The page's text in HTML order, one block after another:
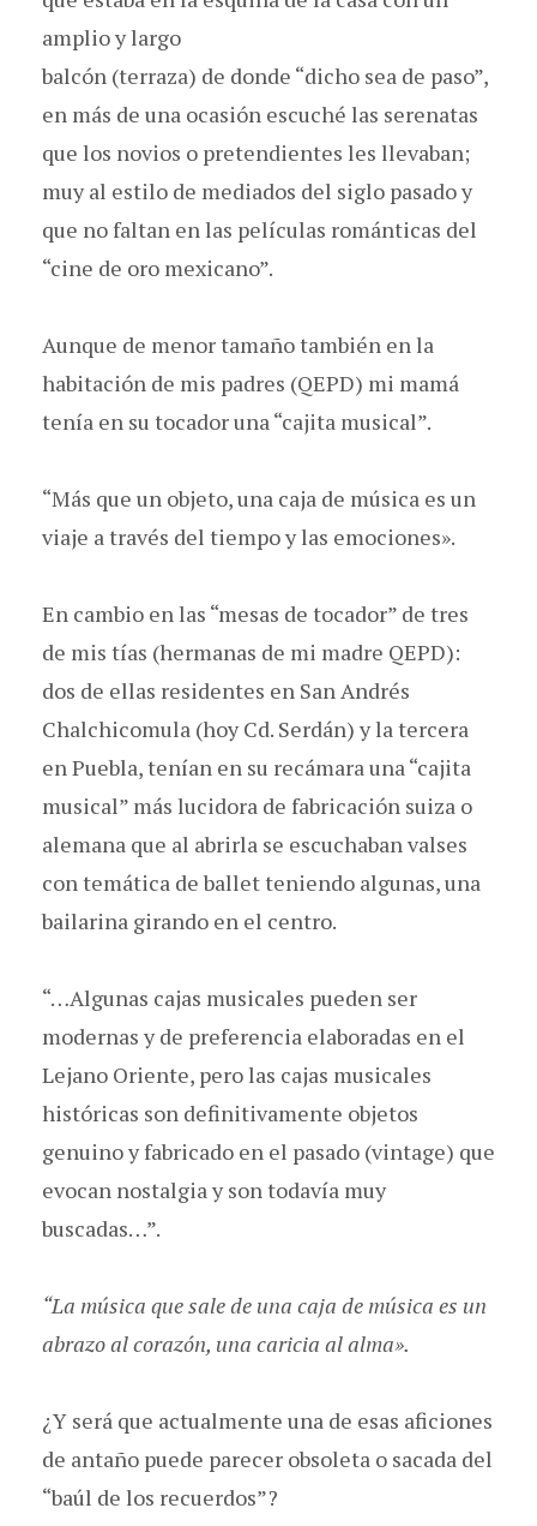
amplio y largo
balcón (terraza) de donde “dicho sea de paso”,
en más de una ocasión escuché las serenatas
que los novios o pretendientes les llevaban;
muy al estilo de mediados del siglo pasado y
que no faltan en las películas románticas del
“cine de oro mexicano”.
Aunque de menor tamaño también en la
habitación de mis padres (QEPD) mi mamá
tenía en su tocador una “cajita musical”.
“Más que un objeto, una caja de música es un
viaje a través del tiempo y las emociones».
En cambio en las “mesas de tocador” de tres
de mis tías (hermanas de mi madre QEPD):
dos de ellas residentes en San Andrés
Chalchicomula (hoy Cd. Serdán) y la tercera
en Puebla, tenían en su recámara una “cajita
musical” más lucidora de fabricación suiza o
alemana que al abrirla se escuchaban valses
con temática de ballet teniendo algunas, una
bailarina girando en el centro.
“…Algunas cajas musicales pueden ser
modernas y de preferencia elaboradas en el
Lejano Oriente, pero las cajas musicales
históricas son definitivamente objetos
genuino y fabricado en el pasado (vintage) que
evocan nostalgia y son todavía muy
buscadas…”.
“La música que sale de una caja de música es un
abrazo al corazón, una caricia al alma».
¿Y será que actualmente una de esas aficiones
de antaño puede parecer obsoleta o sacada del
“baúl de los recuerdos”?